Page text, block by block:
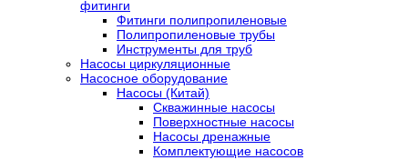
фитинги
Фитинги полипропиленовые
Полипропиленовые трубы
Инструменты для труб
Насосы циркуляционные
Насосное оборудование
Насосы (Китай)
Скважинные насосы
Поверхностные насосы
Насосы дренажные
Комплектующие насосов